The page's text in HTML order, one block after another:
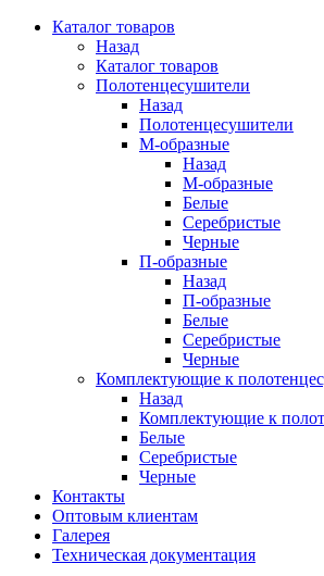
Каталог товаров
Назад
Каталог товаров
Полотенцесушители
Назад
Полотенцесушители
М-образные
Назад
М-образные
Белые
Серебристые
Черные
П-образные
Назад
П-образные
Белые
Серебристые
Черные
Комплектующие к
Назад
Комплектующие к
Белые
Серебристые
Черные
Контакты
Оптовым клиентам
Галерея
Техническая документация